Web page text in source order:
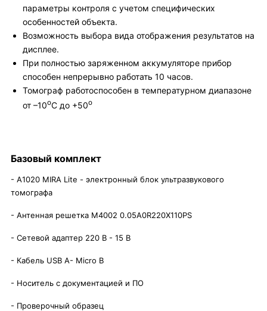
параметры контроля с учетом специфических
особенностей объекта.
Возможность выбора вида отображения результатов на
дисплее.
При полностью заряженном аккумуляторе прибор
способен непрерывно работать 10 часов.
Томограф работоспособен в температурном диапазоне
от –10оС до +50o
Базовый комплект
- А1020 MIRA Lite - электронный блок ультразвукового
томографа
- Антенная решетка M4002 0.05A0R220Х110PS
- Сетевой адаптер 220 В - 15 B
- Кабель USB A- Micro B
- Носитель с документацией и ПО
- Проверочный образец